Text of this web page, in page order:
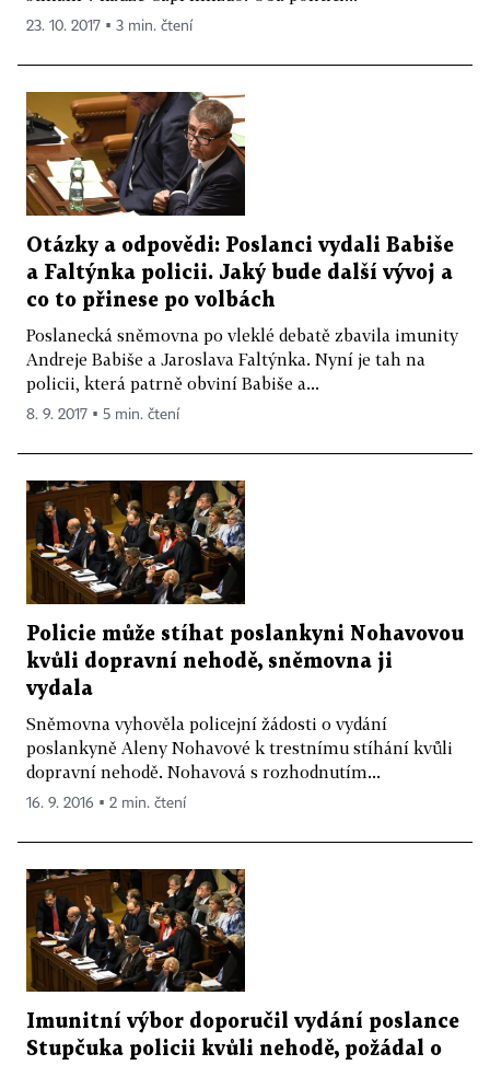
23. 10. 2017 ▪ 3 min. čtení
Otázky a odpovědi: Poslanci vydali Babiše
a Faltýnka policii. Jaký bude další vývoj a
co to přinese po volbách
Poslanecká sněmovna po vleklé debatě zbavila imunity
Andreje Babiše a Jaroslava Faltýnka. Nyní je tah na
policii, která patrně obviní Babiše a...
8. 9. 2017 ▪ 5 min. čtení
Policie může stíhat poslankyni Nohavovou
kvůli dopravní nehodě, sněmovna ji
vydala
Sněmovna vyhověla policejní žádosti o vydání
poslankyně Aleny Nohavové k trestnímu stíhání kvůli
dopravní nehodě. Nohavová s rozhodnutím...
16. 9. 2016 ▪ 2 min. čtení
Imunitní výbor doporučil vydání poslance
Stupčuka policii kvůli nehodě, požádal o